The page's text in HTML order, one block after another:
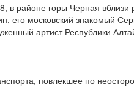
в районе горы Черная
московский знакомый
артист Республики
повлекшее по